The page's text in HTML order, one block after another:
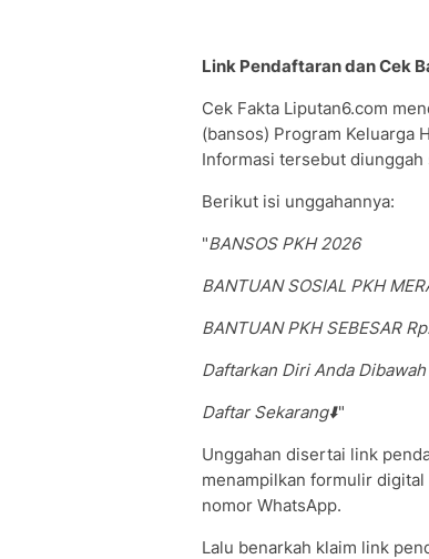
Link Pendaftaran dan Cek
Cek Fakta Liputan6.com
(bansos) Program Keluarga
Informasi tersebut diunggah
Berikut isi unggahannya:
"BANSOS PKH 2026
BANTUAN SOSIAL PKH
BANTUAN PKH SEBESAR
Daftarkan Diri Anda
Daftar Sekarang⬇️"
Unggahan disertai link
menampilkan formulir
nomor WhatsApp.
Lalu benarkah klaim link